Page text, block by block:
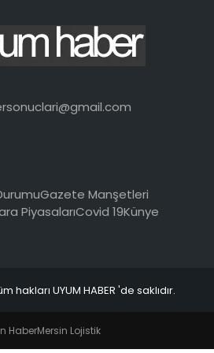
Gazete Manşetleri
PiyasalarıCovid 19Künye
hakları UYUM HABER 'de saklıdır.
HaberMersin Lojistik